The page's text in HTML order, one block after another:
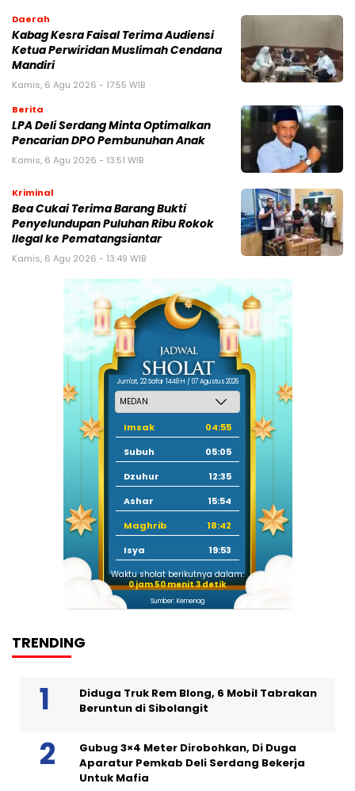
Daerah
Kabag Kesra Faisal Terima Audiensi
Ketua Perwiridan Muslimah Cendana
Mandiri
Kamis, 6 Agu 2026 - 17:55 WIB
Berita
LPA Deli Serdang Minta Optimalkan
Pencarian DPO Pembunuhan Anak
Kamis, 6 Agu 2026 - 13:51 WIB
Kriminal
Bea Cukai Terima Barang Bukti
Penyelundupan Puluhan Ribu Rokok
Ilegal ke Pematangsiantar
Kamis, 6 Agu 2026 - 13:49 WIB
Jum'at, 22 Safar 1448 H / 07 Agustus 2026
Imsak
04:55
Subuh
05:05
Dzuhur
12:35
Ashar
15:54
Maghrib
18:42
Isya
19:53
Waktu sholat berikutnya dalam:
0 jam 50 menit 2 detik
Sumber: Kemenag
TRENDING
Diduga Truk Rem Blong, 6 Mobil Tabrakan
Beruntun di Sibolangit
Gubug 3×4 Meter Dirobohkan, Di Duga
Aparatur Pemkab Deli Serdang Bekerja
Untuk Mafia